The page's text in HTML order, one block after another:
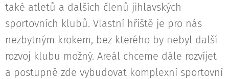
také atletů a dalších členů jihlavských
sportovních klubů. Vlastní hřiště je pro nás
nezbytným krokem, bez kterého by nebyl další
rozvoj klubu možný. Areál chceme dále rozvíjet
a postupně zde vybudovat komplexní sportovní